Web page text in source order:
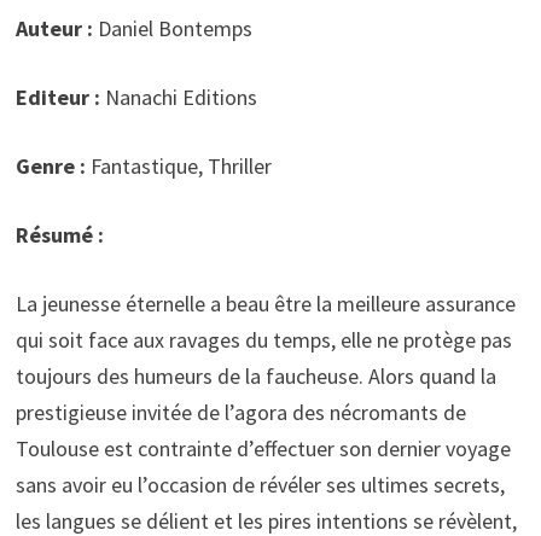
Auteur : Daniel Bontemps
Editeur : Nanachi Editions
Genre : Fantastique, Thriller
Résumé :
La jeunesse éternelle a beau être la meilleure assurance
qui soit face aux ravages du temps, elle ne protège pas
toujours des humeurs de la faucheuse. Alors quand la
prestigieuse invitée de l’agora des nécromants de
Toulouse est contrainte d’effectuer son dernier voyage
sans avoir eu l’occasion de révéler ses ultimes secrets,
les langues se délient et les pires intentions se révèlent,